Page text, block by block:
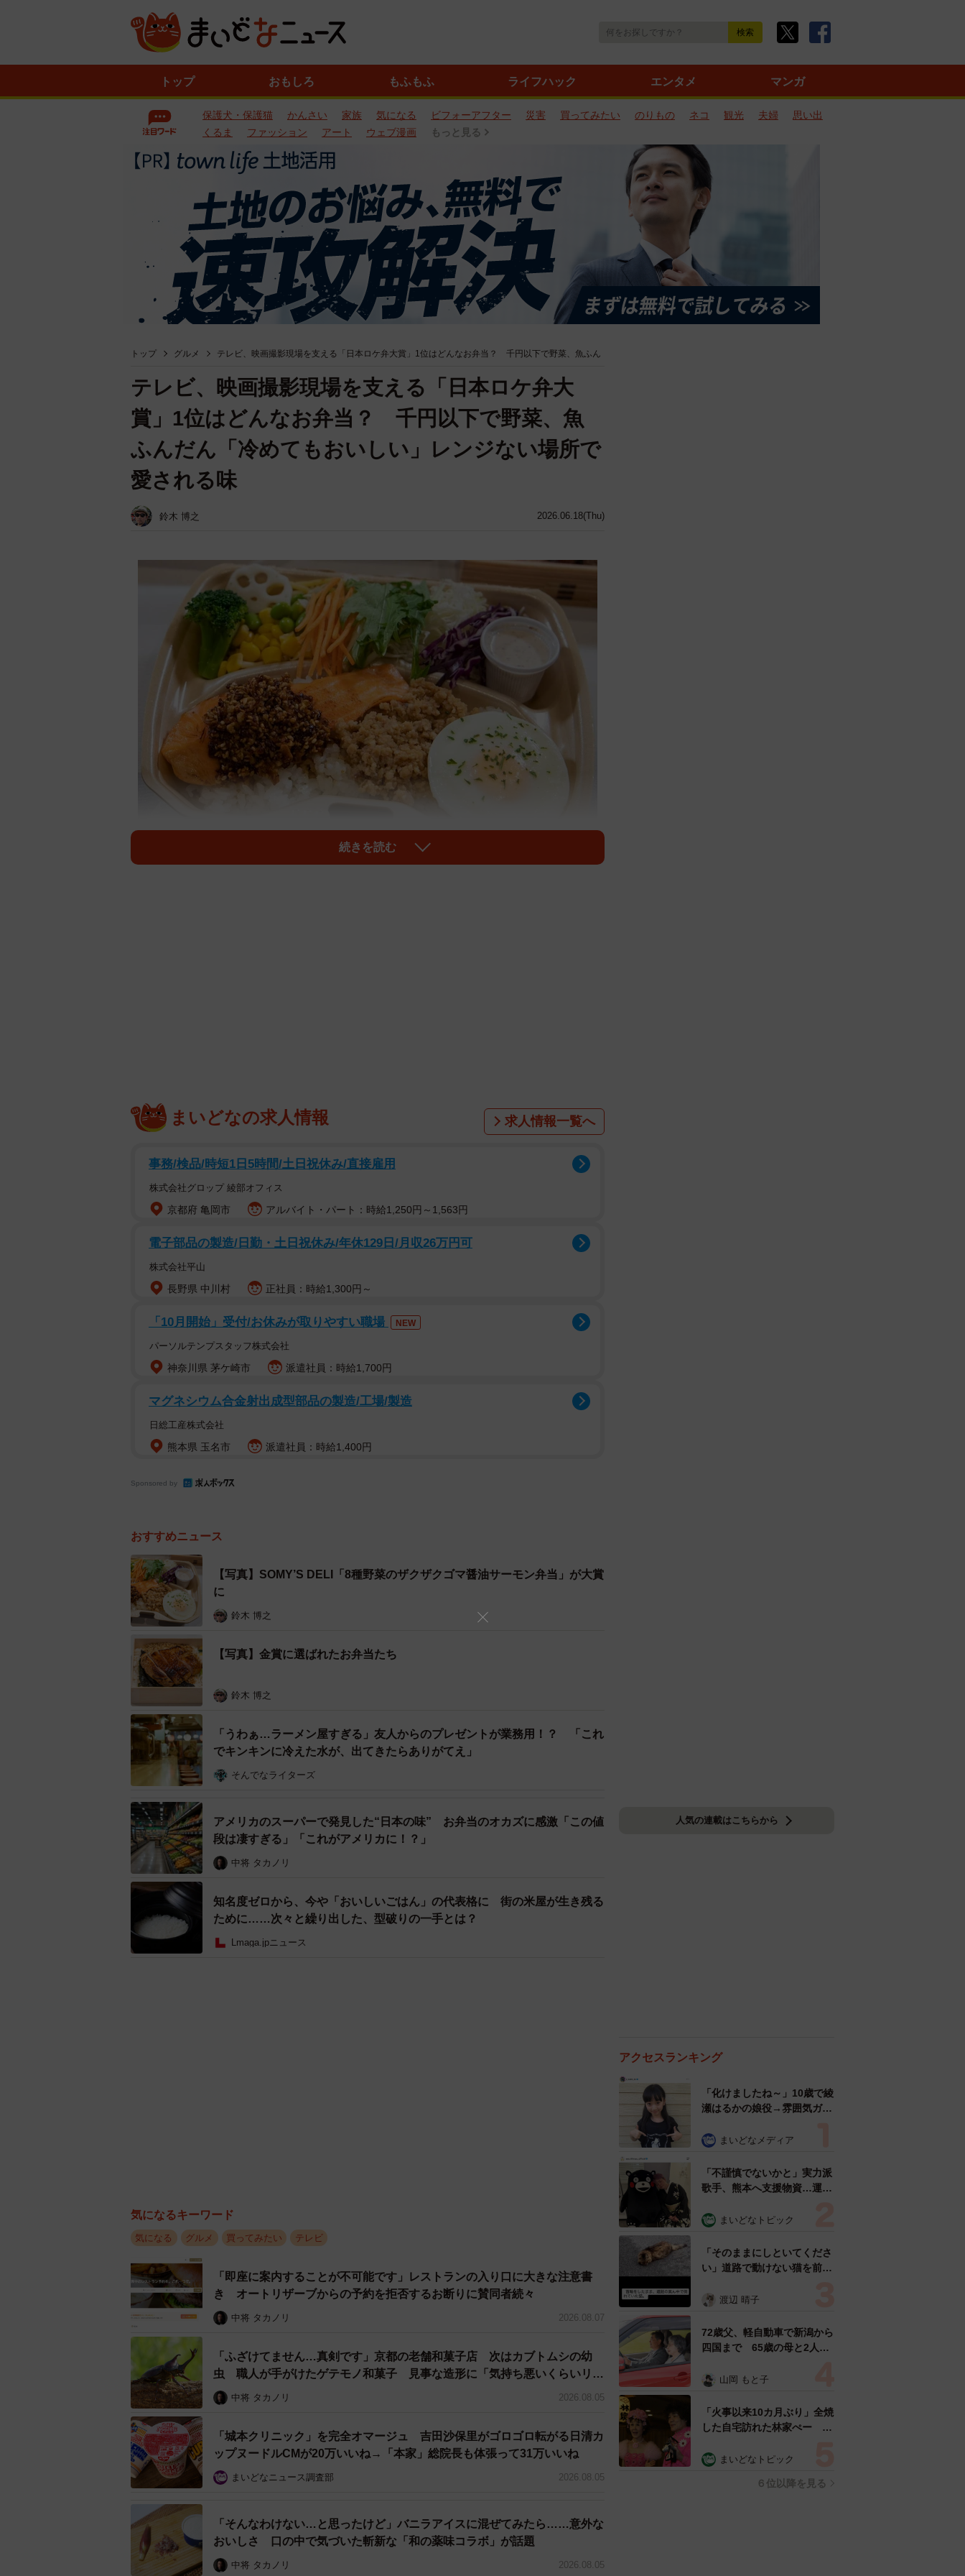
トップ おもしろ もふもふ ライフハック エンタメ マンガ
保護犬・保護猫 かんさい 家族 気になる ビフォーアフター 災害 買ってみたい のりもの ネコ 観光 夫婦
思い出
くるま
ファッション アート ウェブ漫画 もっと見る
トップ グルメ テレビ、映画撮影現場を支える「日本ロケ弁大賞」1位はどんなお弁当？ 千円以下で野菜、魚ふん
2026.06.18(Thu)
テレビ、映画撮影現場を支える「日本ロケ弁大
賞」1位はどんなお弁当？ 千円以下で野菜、魚
ふんだん「冷めてもおいしい」レンジない場所で
愛される味
鈴木 博之
2/11
【金賞】【TV業界賞】塚田農場おべんとラボ「絶品！塚だまタルタル若鶏のチキン南蛮弁当（税込970円）」
【金賞】【広告・映像業界賞】三代目千代谷「鶏の竜田揚げ弁当（税込1180円）」
栄です。コロナに始まり、最近では米や原材料の価格高騰など、私たちの会社を苦しめてい
ることは事実です。それでも続けてこられたのは、このロケ弁大賞にノミネートされること
が本当に励みになっていたからです」と、弁当業界を取り巻く厳しい環境についても語りま
した。
実は同商品は第1回、第2回で金賞を受賞し、3回目で初の大賞となりました。価格も第1回の
864円から、第2回の888円、今回の972円へと上昇していますが、物価高騰が続く中でも
1000円以下を維持しています。
審査委員長を務めたCMディレクターの中島信也氏は、「1000円を切っている価格でありな
がら、健康を考えた野菜もたくさん入っています。そうした思いが非常に高いレベルでバラ
ンスされている。それが大賞に選ばれた理由だと思います」と評価しました。過去2回の大
賞を見ると、第1回はオーベルジーヌの「ビーフカレー」、第2回は喜山飯店の「お弁当A」
が受賞しています。
続きを読む
まいどなの求人情報 求人情報一覧へ
事務/検品/時短1日5時間/土日祝休み/直接雇用
株式会社グロップ 綾部オフィス
京都府 亀岡市 アルバイト・パート：時給1,250円～1,563円
電子部品の製造/日勤・土日祝休み/年休129日/月収26万円可
株式会社平山
長野県 中川村 正社員：時給1,300円～
「10月開始」受付/お休みが取りやすい職場 NEW
パーソルテンプスタッフ株式会社
神奈川県 茅ケ崎市 派遣社員：時給1,700円
マグネシウム合金射出成型部品の製造/工場/製造
日総工産株式会社
熊本県 玉名市 派遣社員：時給1,400円
Sponsored by
おすすめニュース
【写真】SOMY’S DELI「8種野菜のザクザクゴマ醤油サーモン弁当」が大賞
に
鈴木 博之
【写真】金賞に選ばれたお弁当たち
鈴木 博之
「うわぁ…ラーメン屋すぎる」友人からのプレゼントが業務用！？ 「これ
でキンキンに冷えた水が、出てきたらありがてえ」
そんでなライターズ
アメリカのスーパーで発見した“日本の味” お弁当のオカズに感激「この値
段は凄すぎる」「これがアメリカに！？」
中将 タカノリ
知名度ゼロから、今や「おいしいごはん」の代表格に 街の米屋が生き残る
ために……次々と繰り出した、型破りの一手とは？
Lmaga.jpニュース
気になるキーワード
気になる グルメ 買ってみたい テレビ
「即座に案内することが不可能です」レストランの入り口に大きな注意書
き オートリザーブからの予約を拒否するお断りに賛同者続々
中将 タカノリ 2026.08.07
「ふざけてません…真剣です」京都の老舗和菓子店 次はカブトムシの幼
虫 職人が手がけたゲテモノ和菓子 見事な造形に「気持ち悪いくらいリア
ル」
中将 タカノリ 2026.08.05
「城本クリニック」を完全オマージュ 吉田沙保里がゴロゴロ転がる日清カ
ップヌードルCMが20万いいね→「本家」総院長も体張って31万いいね
まいどなニュース調査部 2026.08.05
「そんなわけない…と思ったけど」バニラアイスに混ぜてみたら……意外な
おいしさ 口の中で気づいた斬新な「和の薬味コラボ」が話題
中将 タカノリ 2026.08.05
人気の連載はこちらから
アクセスランキング
「化けましたね～」10歳で綾
瀬はるかの娘役→雰囲気ガラ
雰囲気が」「宝塚に入れそ
まいどなメディア
「不謹慎でないかと」実力派
歌手、熊本へ支援物資…運搬
めらい 「痛いほど伝わる」
まいどなトピック
「そのままにしといてくださ
い」道路で動けない猫を前に
ようとした4日間 「命の重
表の訴え
渡辺 晴子
72歳父、軽自動車で新潟から
四国まで 65歳の母と2人で
憩まで分刻み… 「大学生で
山岡 もと子
「火事以来10カ月ぶり」全焼
した自宅訪れた林家ぺー 内
ン状態の部屋に呆然
まいどなトピック
６位以降を見る